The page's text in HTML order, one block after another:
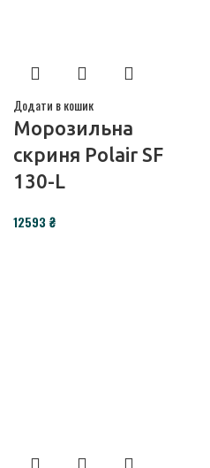
Додати в кошик
Морозильна
скриня Polair SF
130-L
12593 ₴